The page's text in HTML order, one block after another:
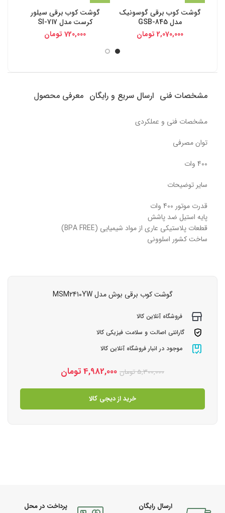
گوشت کوب برقی گوسونیک
مدل GSB-845
2,070,000 تومان
گوشت کوب برقی سیلور
کرست مدل SI-717
720,000 تومان
مشخصات فنی ارسال سریع و رایگان معرفی محصول
مشخصات فنی و عملکردی
توان مصرفی
400 وات
سایر توضیحات
قدرت موتور 400 وات
پایه استیل ضد پاشش
قطعات پلاستیکی عاری از مواد شیمیایی (BPA FREE)
ساخت کشور اسلوونی
گوشت کوب برقی بوش مدل MSM2410YW
فروشگاه آنلاین کالا
گارانتی اصالت و سلامت فیزیکی کالا
موجود در انبار فروشگاه آنلاین کالا
5,300,000تومان 4,982,000تومان
خرید از دیجی کالا
ارسال رایگان پرداخت در محل